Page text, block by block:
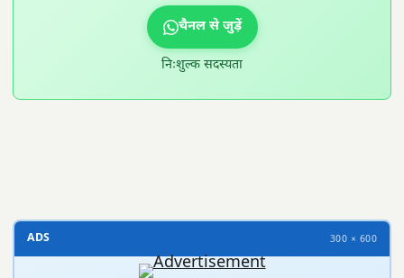
चैनल से जुड़ें
निःशुल्क सदस्यता
ADS 300 × 600